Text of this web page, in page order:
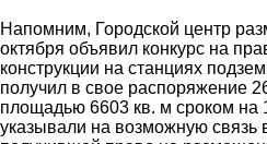
Напомним, Городской центр
октября объявил конкурс на
конструкции на станциях
получил в свое распоряжение
площадью 6603 кв. м сроком на
указывали на возможную связь